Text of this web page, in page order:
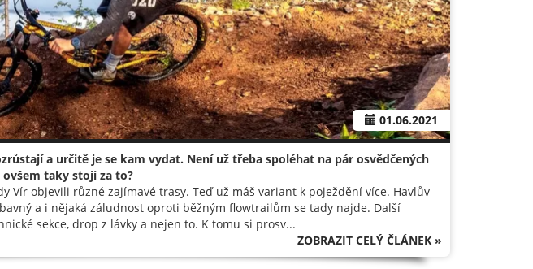
01.06.2021
a určitě je se kam vydat. Není už třeba spoléhat na pár osvědčených
taky stojí za to?
Vír objevili různé zajímavé trasy. Teď už máš variant k poježdění více. Havlův
a i nějaká záludnost oproti běžným flowtrailům se tady najde. Další
sekce, drop z lávky a nejen to. K tomu si prosv...
ZOBRAZIT CELÝ ČLÁNEK »